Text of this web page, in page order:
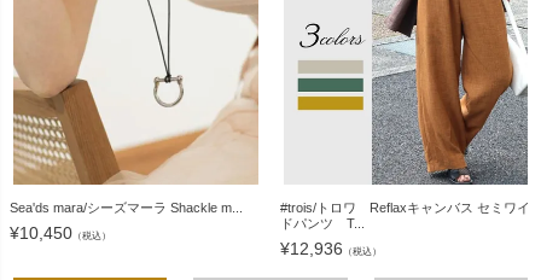
Sea'ds mara/シーズマーラ Shackle m...
¥10,450 （税込）
#trois/トロワ Reflaxキャンバス セミワイ
ドパンツ T...
¥12,936 （税込）